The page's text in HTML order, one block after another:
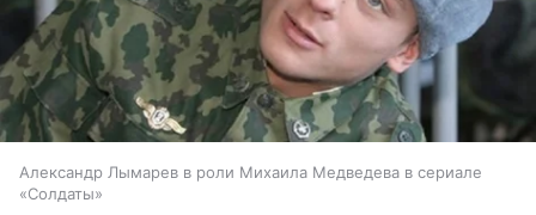
Александр Лымарев в роли Михаила Медведева в сериале
«Солдаты»